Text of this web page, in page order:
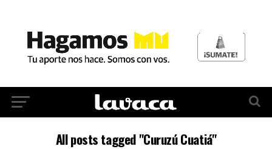
All posts tagged "Curuzú Cuatiá"